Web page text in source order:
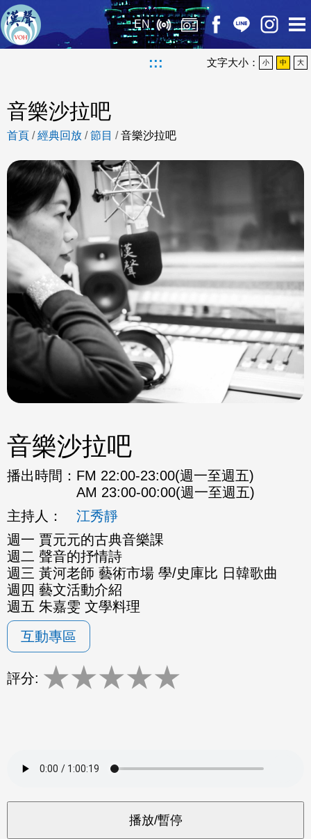
EN
::: 文字大小： 小 中 大
音樂沙拉吧
首頁 /經典回放 /節目 /音樂沙拉吧
音樂沙拉吧
播出時間： FM 22:00-23:00(週一至週五)
AM 23:00-00:00(週一至週五)
主持人：
江秀靜
週一 賈元元的古典音樂課
週二 聲音的抒情詩
週三 黃河老師 藝術市場 學/史庫比 日韓歌曲
週四 藝文活動介紹
週五 朱嘉雯 文學料理
互動專區
評分: ★★★★★